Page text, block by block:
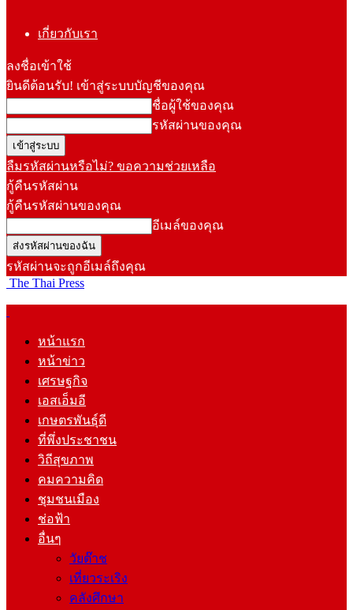
เกี่ยวกับเรา
ลงชื่อเข้าใช้
ยินดีต้อนรับ! เข้าสู่ระบบบัญชีของคุณ
ชื่อผู้ใช้ของคุณ
รหัสผ่านของคุณ
ลืมรหัสผ่านหรือไม่? ขอความช่วยเหลือ
กู้คืนรหัสผ่าน
กู้คืนรหัสผ่านของคุณ
อีเมล์ของคุณ
รหัสผ่านจะถูกอีเมล์ถึงคุณ
The Thai Press
หน้าแรก
หน้าข่าว
เศรษฐกิจ
เอสเอ็มอี
เกษตรพันธุ์ดี
ที่พึ่งประชาชน
วิถีสุขภาพ
คมความคิด
ชุมชนเมือง
ช่อฟ้า
อื่นๆ
วัยต๊าช
เที่ยวระเริง
คลังศึกษา